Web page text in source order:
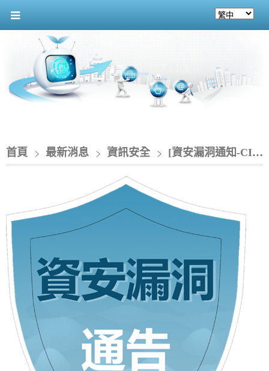
首頁 最新消息 資訊安全 [資安漏洞通知-CIO]_Apache OpenOffice 存在多個漏洞